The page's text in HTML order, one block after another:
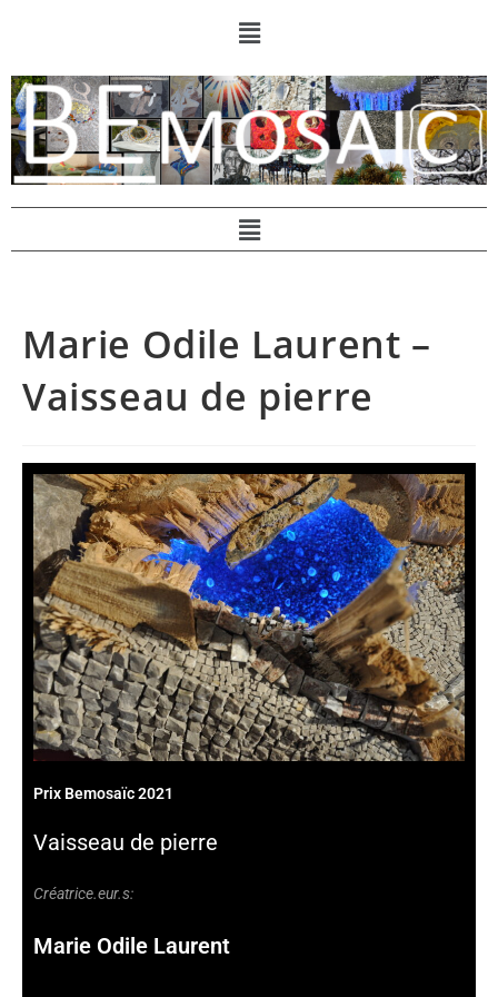
Marie Odile Laurent –
Vaisseau de pierre
Prix Bemosaïc 2021
Vaisseau de pierre
Créatrice.eur.s:
Marie Odile Laurent